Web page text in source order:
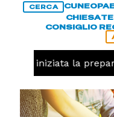
CERCA CUNEO
CHIESA
CONSIGLIO
iniziata la